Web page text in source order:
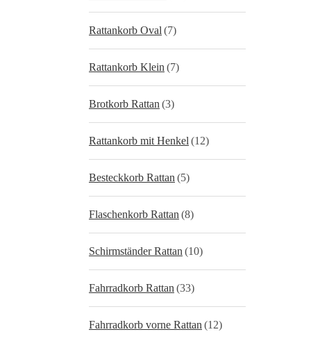
Rattankorb Oval (7)
Rattankorb Klein (7)
Brotkorb Rattan (3)
Rattankorb mit Henkel (12)
Besteckkorb Rattan (5)
Flaschenkorb Rattan (8)
Schirmständer Rattan (10)
Fahrradkorb Rattan (33)
Fahrradkorb vorne Rattan (12)